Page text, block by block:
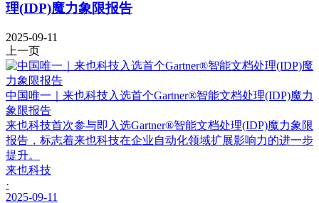
理(IDP)魔力象限报告
2025-09-11
上一页
中国唯一｜来也科技入选首个Gartner®智能文档处理(IDP)魔力
象限报告
来也科技首次参与即入选Gartner®智能文档处理(IDP)魔力象限
报告，标志着来也科技在企业自动化领域扩展影响力的进一步
提升。
来也科技
·
2025-09-11